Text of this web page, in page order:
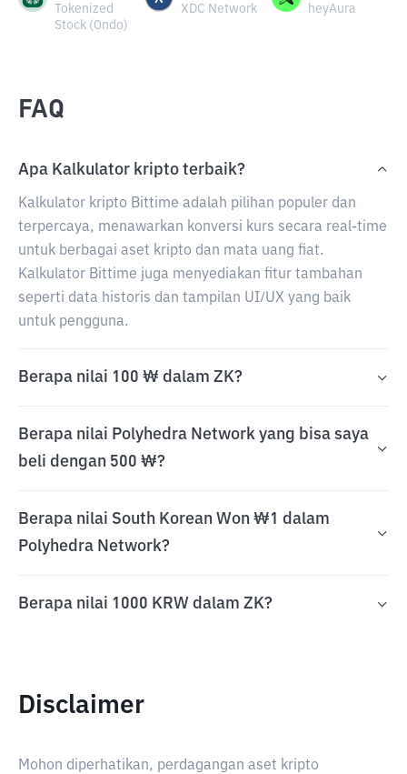
Tokenized
Stock (Ondo)
XDC Network heyAura
FAQ
Apa Kalkulator kripto terbaik?
Kalkulator kripto Bittime adalah pilihan populer dan
terpercaya, menawarkan konversi kurs secara real-time
untuk berbagai aset kripto dan mata uang fiat.
Kalkulator Bittime juga menyediakan fitur tambahan
seperti data historis dan tampilan UI/UX yang baik
untuk pengguna.
Berapa nilai 100 ₩ dalam ZK?
Berapa nilai Polyhedra Network yang bisa saya
beli dengan 500 ₩?
Berapa nilai South Korean Won ₩1 dalam
Polyhedra Network?
Berapa nilai 1000 KRW dalam ZK?
Disclaimer
Mohon diperhatikan, perdagangan aset kripto